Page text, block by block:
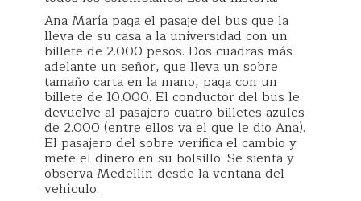
Ana María paga el pasaje del bus que la
lleva de su casa a la universidad con un
billete de 2.000 pesos. Dos cuadras más
adelante un señor, que lleva un sobre
tamaño carta en la mano, paga con un
billete de 10.000. El conductor del bus le
devuelve al pasajero cuatro billetes azules
de 2.000 (entre ellos va el que le dio Ana).
El pasajero del sobre verifica el cambio y
mete el dinero en su bolsillo. Se sienta y
observa Medellín desde la ventana del
vehículo.